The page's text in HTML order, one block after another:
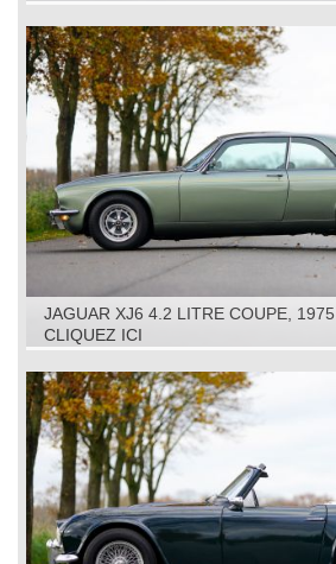
JAGUAR XJ6 4.2 LITRE COUPE, 1975
CLIQUEZ ICI